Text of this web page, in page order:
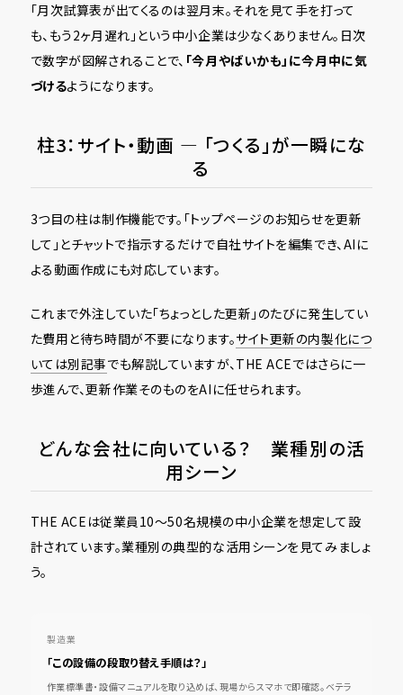
「月次試算表が出てくるのは翌月末。それを見て手を打って
も、もう2ヶ月遅れ」という中小企業は少なくありません。日次
で数字が図解されることで、 「今月やばいかも」に今月中に気
づけるようになります。
柱3：サイト・動画 ― 「つくる」が一瞬にな
る
3つ目の柱は制作機能です。「トップページのお知らせを更新
して」とチャットで指示するだけで自社サイトを編集でき、AIに
よる動画作成にも対応しています。
これまで外注していた「ちょっとした更新」のたびに発生してい
た費用と待ち時間が不要になります。サイト更新の内製化につ
いては別記事でも解説していますが、THE ACEではさらに一
歩進んで、更新作業そのものをAIに任せられます。
どんな会社に向いている？ 業種別の活
用シーン
THE ACEは従業員10〜50名規模の中小企業を想定して設
計されています。業種別の典型的な活用シーンを見てみましょ
う。
製造業
「この設備の段取り替え手順は？」
作業標準書・設備マニュアルを取り込めば、現場からスマホで即確認。ベテラ